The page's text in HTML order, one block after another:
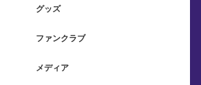
グッズ
ファンクラブ
メディア